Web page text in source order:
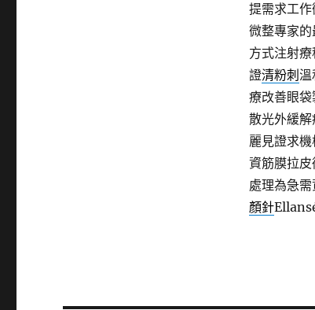
提需求工
微整專家
方式注射療
證清粉刺
療改善眼
散光外緩
麗見證求
資筋膜拉
處理為急
顏針